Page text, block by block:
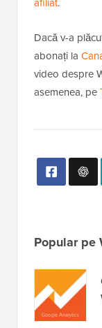
Dacă v-a
abonați la
video despre
asemenea, pe
Popular pe